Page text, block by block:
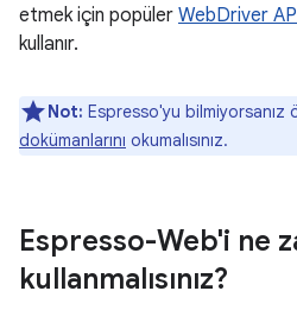
etmek için popüler WebDriver
kullanır.
Not: Espresso'yu bilmiyorsanız
dokümanlarını okumalısınız.
Espresso-Web'i ne
kullanmalısınız?